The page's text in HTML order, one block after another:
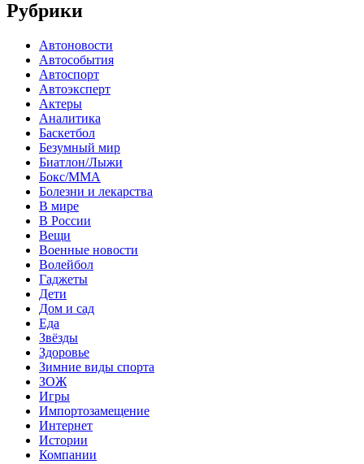
Рубрики
Автоновости
Автособытия
Автоспорт
Автоэксперт
Актеры
Аналитика
Баскетбол
Безумный мир
Биатлон/Лыжи
Бокс/MMA
Болезни и лекарства
В мире
В России
Вещи
Военные новости
Волейбол
Гаджеты
Дети
Дом и сад
Еда
Звёзды
Здоровье
Зимние виды спорта
ЗОЖ
Игры
Импортозамещение
Интернет
Истории
Компании